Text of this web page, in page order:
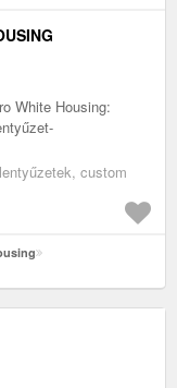
White Housing:
custom